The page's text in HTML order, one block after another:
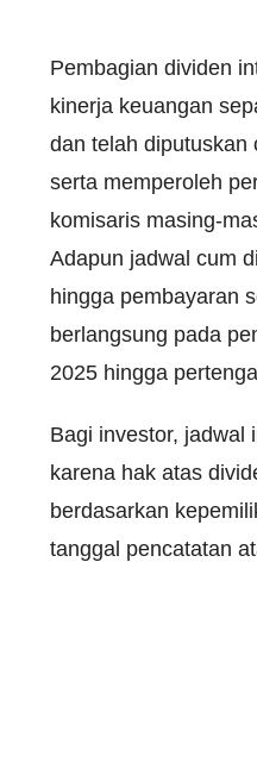
Pembagian dividen
kinerja keuangan
dan telah diputuskan
serta memperoleh
komisaris masing-
Adapun jadwal cum
hingga pembayaran
berlangsung pada
2025 hingga
Bagi investor, jadwal
karena hak atas
berdasarkan
tanggal pencatatan